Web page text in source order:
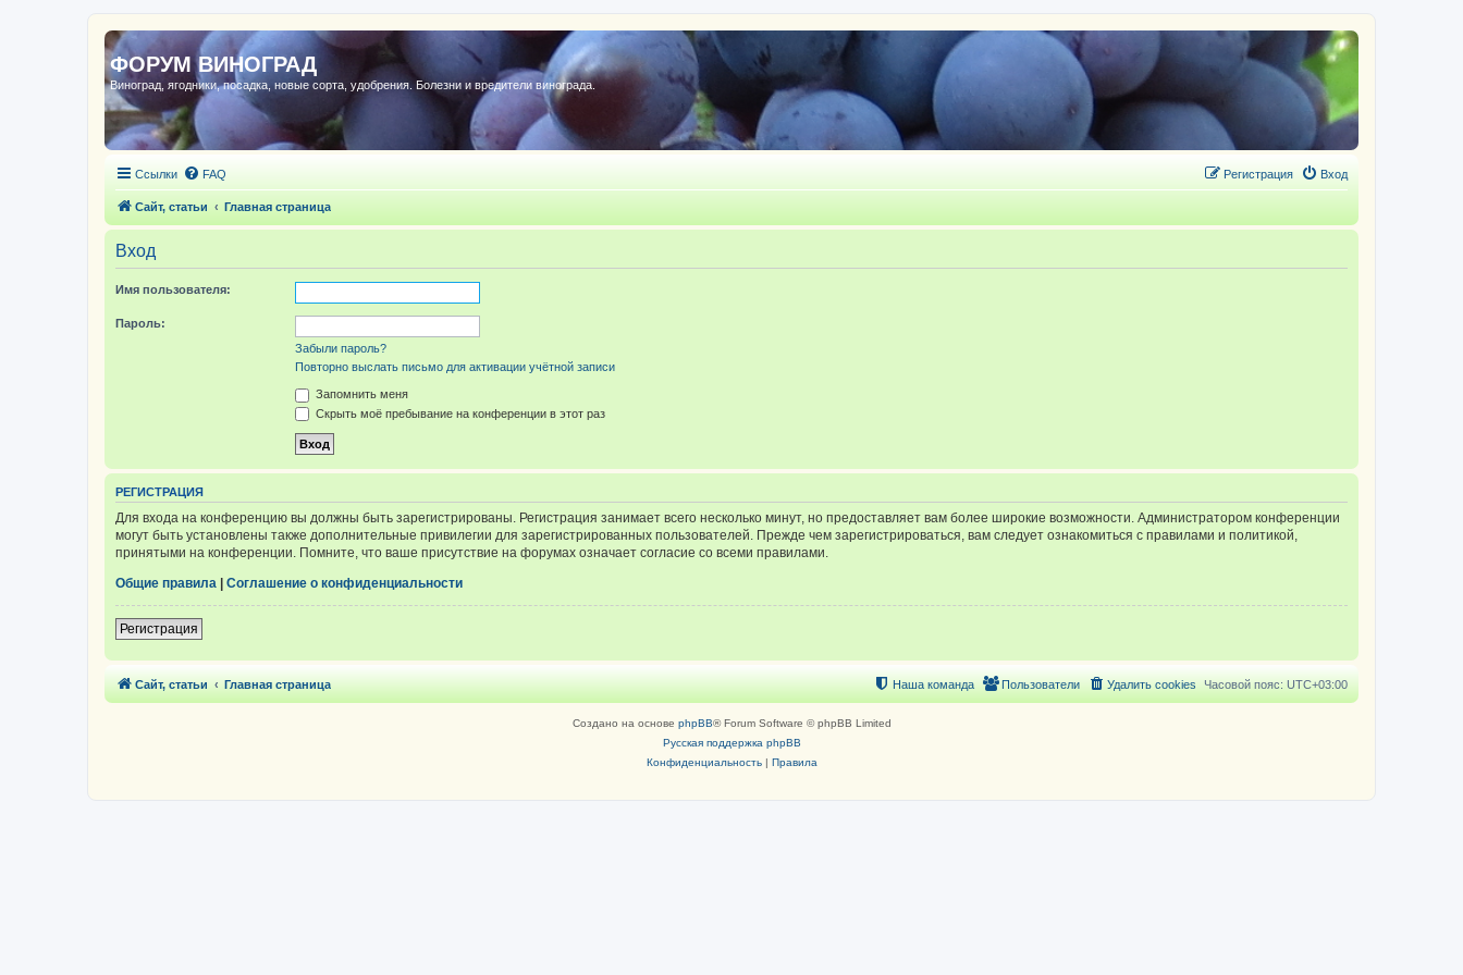
ФОРУМ ВИНОГРАД
Виноград, ягодники, посадка, новые сорта, удобрения. Болезни и вредители винограда.
Ссылки FAQ Вход
Регистрация
Сайт, статьи Главная страница
Вход
Имя пользователя:
Пароль:
Забыли пароль?
Повторно выслать письмо для активации учётной записи
Запомнить меня
Скрыть моё пребывание на конференции в этот раз
РЕГИСТРАЦИЯ
Для входа на конференцию вы должны быть зарегистрированы. Регистрация занимает всего несколько минут, но предоставляет вам более широкие возможности. Администратором конференции
могут быть установлены также дополнительные привилегии для зарегистрированных пользователей. Прежде чем зарегистрироваться, вам следует ознакомиться с правилами и политикой,
принятыми на конференции. Помните, что ваше присутствие на форумах означает согласие со всеми правилами.
Общие правила | Соглашение о конфиденциальности
Регистрация
Сайт, статьи Главная страница Часовой пояс: UTC+03:00
Удалить cookies
Пользователи
Наша команда
Создано на основе phpBB® Forum Software © phpBB Limited
Русская поддержка phpBB
Конфиденциальность| Правила